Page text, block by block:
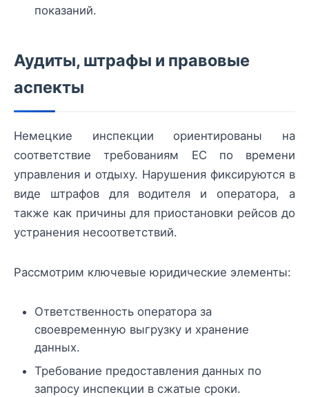
показаний.
Аудиты, штрафы и правовые
аспекты
Немецкие инспекции ориентированы на
соответствие требованиям ЕС по времени
управления и отдыху. Нарушения фиксируются в
виде штрафов для водителя и оператора, а
также как причины для приостановки рейсов до
устранения несоответствий.
Рассмотрим ключевые юридические элементы:
Ответственность оператора за
своевременную выгрузку и хранение
данных.
Требование предоставления данных по
запросу инспекции в сжатые сроки.